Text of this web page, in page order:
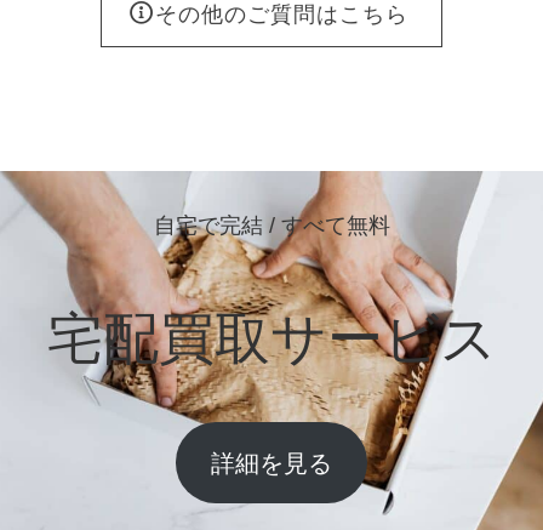
その他のご質問はこちら
自宅で完結 / すべて無料
宅配買取サービス
詳細を見る